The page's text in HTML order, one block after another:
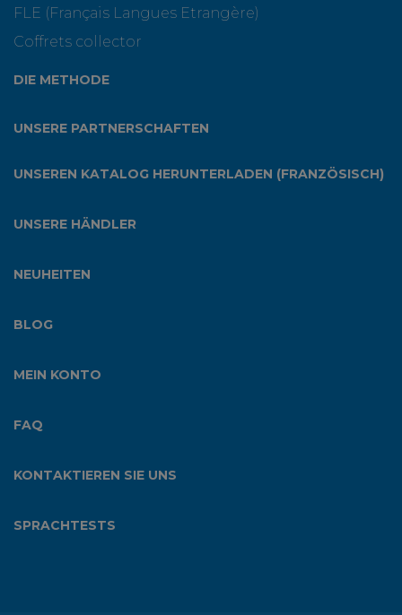
FLE (Français Langues Etrangère)
Coffrets collector
DIE METHODE
UNSERE PARTNERSCHAFTEN
UNSEREN KATALOG HERUNTERLADEN (FRANZÖSISCH)
UNSERE HÄNDLER
NEUHEITEN
BLOG
MEIN KONTO
FAQ
KONTAKTIEREN SIE UNS
SPRACHTESTS